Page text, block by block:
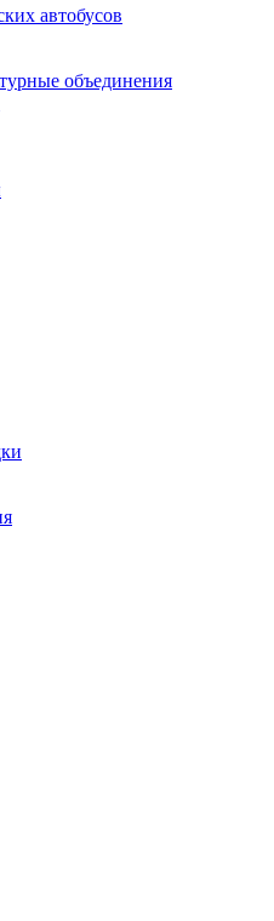
автобусов
объединения